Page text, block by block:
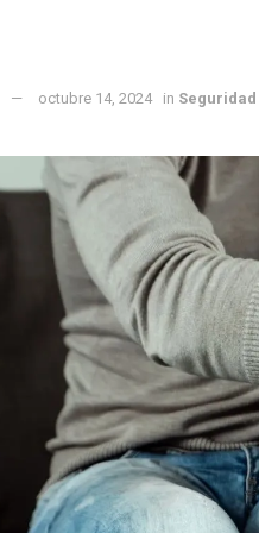
octubre 14, 2024 in Seguridad